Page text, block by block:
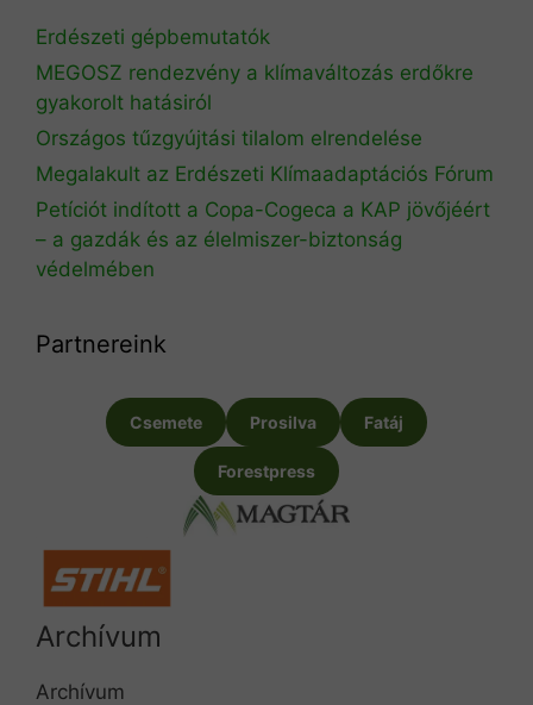
Erdészeti gépbemutatók
MEGOSZ rendezvény a klímaváltozás erdőkre
gyakorolt hatásiról
Országos tűzgyújtási tilalom elrendelése
Megalakult az Erdészeti Klímaadaptációs Fórum
Petíciót indított a Copa-Cogeca a KAP jövőjéért
– a gazdák és az élelmiszer-biztonság
védelmében
Partnereink
Csemete Prosilva Fatáj
Forestpress
Archívum
Archívum